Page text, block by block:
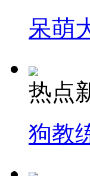
呆萌
热点
狗教